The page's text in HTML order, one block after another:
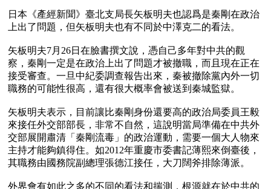
日本《產經新聞》臺北支局長矢板明夫也認爲是秦剛在政治
上出了問題，但矢板明夫也有不同於中澤克二的看法。
矢板明夫7月26日在臉書撰文說，憑自己多年對中共的觀
察，秦剛一定是在政治上出了問題才被撤職，而且現在正在
接受審查。一旦中紀委調查報告出來，秦被撤除黨內外一切
職務的可能性很高，還有很大概率會被送到秦城監獄。
矢板明夫表示，目前讓比秦剛身份還要高的政治局委員王毅
來接任外交部部長，非常不自然，這說明當局準備在中共外
交部展開肅清「秦剛流毒」的政治運動，需要一個大人物來
主持才能夠鎮得住。如2012年重慶市委書記薄熙來倒臺後，
其職務由國務院副總理張德江接任，大刀闊斧排除薄派。
外界會有如此之多的不同的看法和揣測，根源就在於中共的